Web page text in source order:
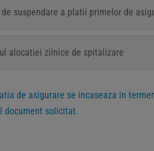
de suspendare a platii primelor de
alocatiei zilnice de spitalizare
de asigurare se incaseaza in
document solicitat.